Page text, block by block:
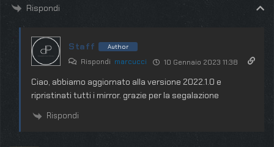
Rispondi
Staff Author
Rispondi marcucci 10 Gennaio 2023 11:38
Ciao, abbiamo aggiornato alla versione 2022.1.0 e
ripristinati tutti i mirror. grazie per la segalazione
Rispondi